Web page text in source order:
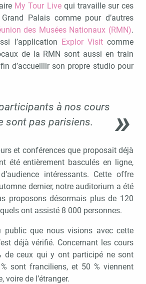
My Tour Livequi travaille sur ces
Palais comme pour d’autres
des Musées Nationaux (RMN).
l’application Explor Visitcomme
de la RMN sont aussi en train
d’accueillir son propre studio pour
à nos cours
sont pas parisiens.
et conférences que proposait déjà
été entièrement basculés en ligne,
intéressants. Cette offre
dernier, notre auditorium a été
proposons désormais plus de 120
ont assisté 8 000 personnes.
public que nous visions avec cette
déjà vérifié. Concernant les cours
de ceux qui y ont participé ne sont
sont franciliens, et 50 % viennent
voire de l’étranger.